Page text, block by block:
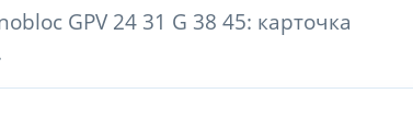
GPV 24 31 G 38 45: карточка